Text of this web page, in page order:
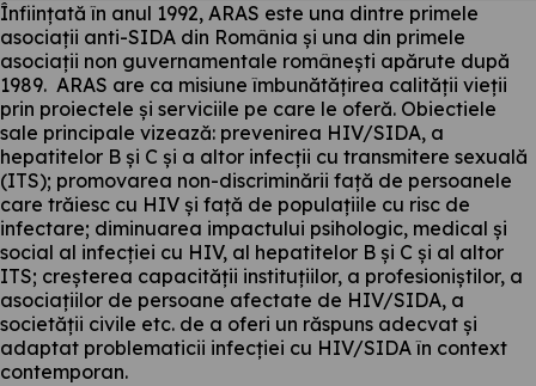
Înființată în anul 1992, ARAS este una dintre primele
asociații anti-SIDA din România și una din primele
asociații non guvernamentale românești apărute după
1989. ARAS are ca misiune îmbunătățirea calității vieții
prin proiectele și serviciile pe care le oferă. Obiectiele
sale principale vizează: prevenirea HIV/SIDA, a
hepatitelor B și C și a altor infecții cu transmitere sexuală
(ITS); promovarea non-discriminării față de persoanele
care trăiesc cu HIV și față de populațiile cu risc de
infectare; diminuarea impactului psihologic, medical și
social al infecției cu HIV, al hepatitelor B și C și al altor
ITS; creșterea capacității instituțiilor, a profesioniștilor, a
asociațiilor de persoane afectate de HIV/SIDA, a
societății civile etc. de a oferi un răspuns adecvat și
adaptat problematicii infecției cu HIV/SIDA în context
contemporan.